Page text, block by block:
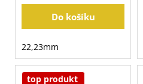
Do košíku
22,23mm
top produkt